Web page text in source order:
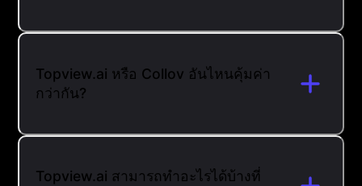
Topview.ai หรือ Collov อันไหนคุ้มค่า
กว่ากัน?
Topview.ai สามารถทำอะไรได้บ้างที่